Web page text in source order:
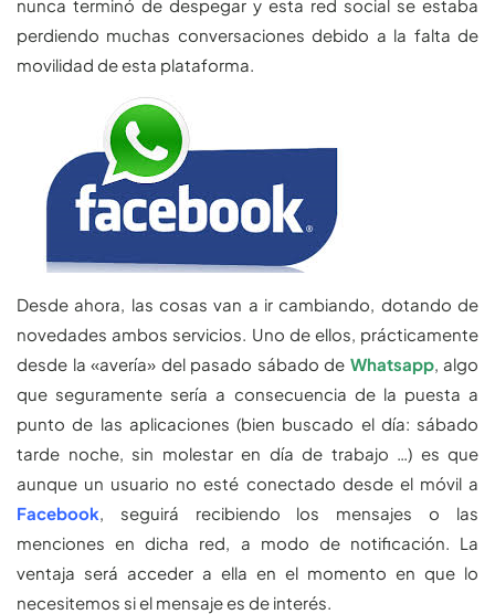
nunca terminó de despegar y esta red social se estaba
perdiendo muchas conversaciones debido a la falta de
movilidad de esta plataforma.
Desde ahora, las cosas van a ir cambiando, dotando de
novedades ambos servicios. Uno de ellos, prácticamente
desde la «avería» del pasado sábado de Whatsapp, algo
que seguramente sería a consecuencia de la puesta a
punto de las aplicaciones (bien buscado el día: sábado
tarde noche, sin molestar en día de trabajo …) es que
aunque un usuario no esté conectado desde el móvil a
Facebook , seguirá recibiendo los mensajes o las
menciones en dicha red, a modo de notificación. La
ventaja será acceder a ella en el momento en que lo
necesitemos si el mensaje es de interés.